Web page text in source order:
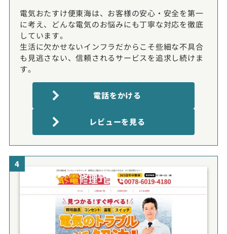
電気おたすけ便東海は、お客様の安心・安全を第一
に考え、どんな電気のお悩みにも丁寧な対応を徹底
しています。
生活に欠かせないインフラだからこそ些細な不具合
も見逃さない、信頼されるサービスを追求し続けま
す。
電話をかける
レビューを見る
4